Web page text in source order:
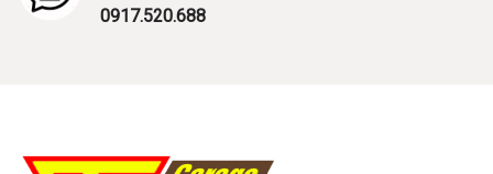
0917.520.688